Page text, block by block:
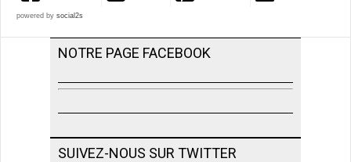
powered by social2s
NOTRE PAGE FACEBOOK
SUIVEZ-NOUS SUR TWITTER